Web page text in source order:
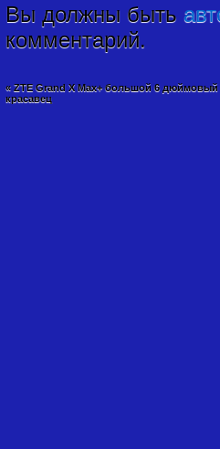
Вы должны быть
комментарий.
«ZTE Grand X Max+ большой 6 дюймовый
красавец